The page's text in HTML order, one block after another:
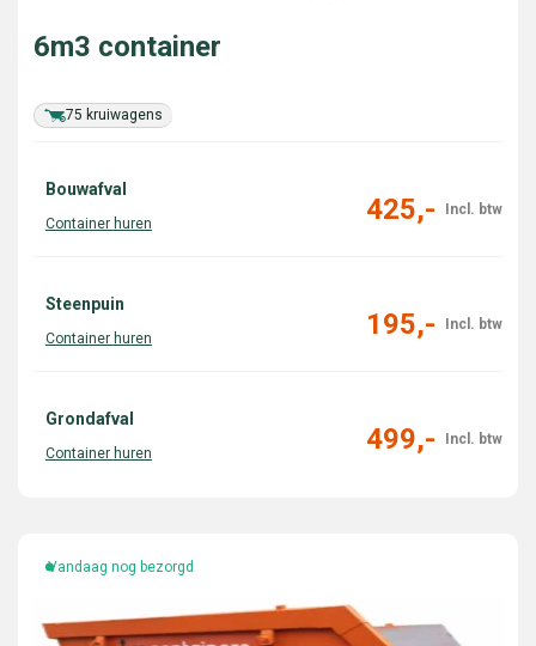
75 kruiwagens
6m3 container
Bouwafval
425,-
Steenpuin
195,-
Grondafval
499,-
Vandaag nog bezorgd